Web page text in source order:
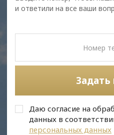
и ответили на все ваши
Задать
Даю согласие на
данных в
персональных данных